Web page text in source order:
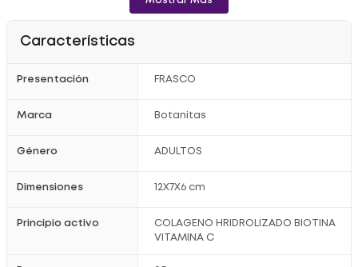
medicamento y no reemplaza una alimentación
equilibrada.
- No consumir en estado de embarazo ni lactancia.
Características
Presentación FRASCO
Marca Botanitas
Género ADULTOS
Dimensiones 12X7X6 cm
Principio activo
COLAGENO HRIDROLIZADO BIOTINA
VITAMINA C